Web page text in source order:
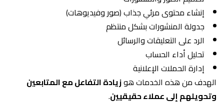
إنشاء محتوى مرئي جذاب (صور وفيديوهات)
جدولة المنشورات بشكل منتظم
الرد على التعليقات والرسائل
تحليل أداء الحساب
إدارة الحملات الإعلانية
الهدف من هذه الخدمات هوزيادة التفاعل مع المتابعين
وتحويلهم إلى عملاء حقيقيين.